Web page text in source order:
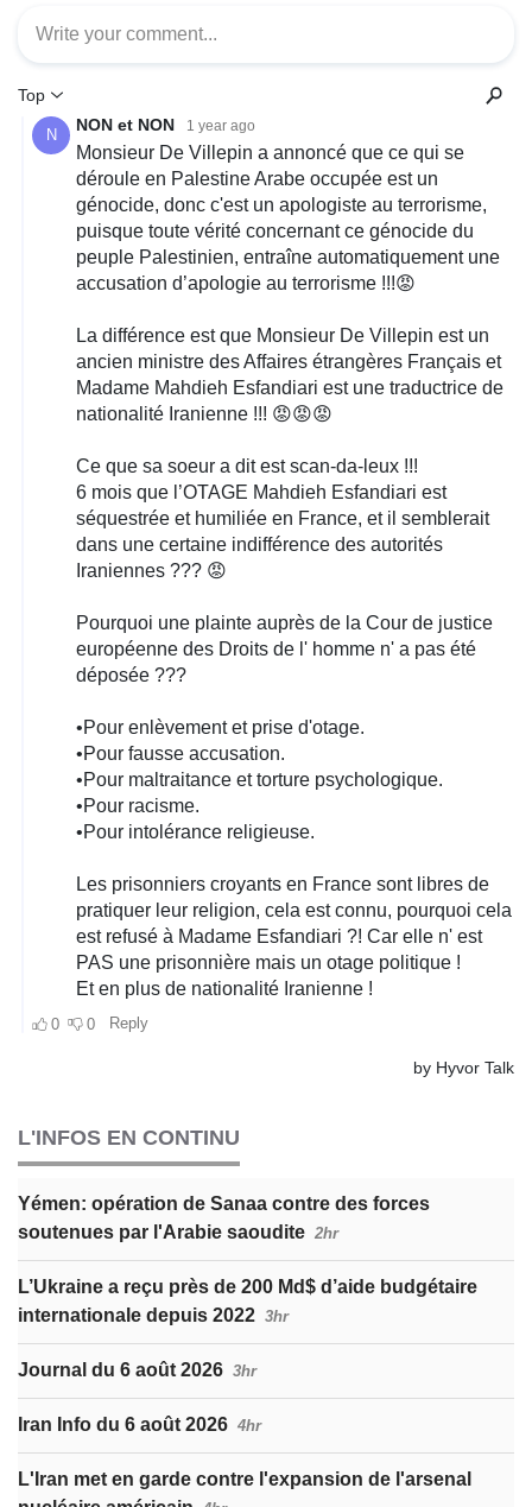
L'INFOS EN CONTINU
Yémen: opération de Sanaa contre des forces
soutenues par l'Arabie saoudite 2hr
L’Ukraine a reçu près de 200 Md$ d’aide budgétaire
internationale depuis 2022 3hr
Journal du 6 août 2026 3hr
Iran Info du 6 août 2026 4hr
L'Iran met en garde contre l'expansion de l'arsenal